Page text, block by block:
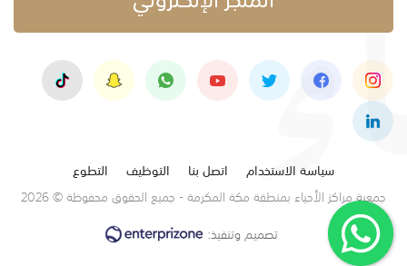
سياسة الاستخدام اتصل بنا التوظيف
التطوع
جمعية مراكز الأحياء بمنطقة مكة المكرمة - جميع الحقوق محفوظة © 2026
تصميم وتنفيذ: